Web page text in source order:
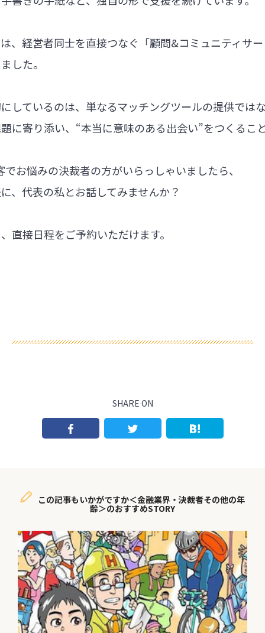
、経営者同士を直接つなぐ「顧問&コミュニティサ
した。
しているのは、単なるマッチングツールの提供では
に寄り添い、“本当に意味のある出会い”をつくるこ
お悩みの決裁者の方がいらっしゃいましたら、
、代表の私とお話してみませんか？
直接日程をご予約いただけます。
SHARE ON
この記事もいかがですか＜金融業界・決裁者その他の年
齢＞のおすすめSTORY